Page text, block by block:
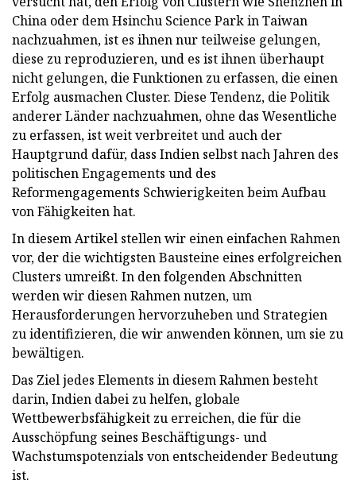
China oder dem Hsinchu Science Park in Taiwan
nachzuahmen, ist es ihnen nur teilweise gelungen,
diese zu reproduzieren, und es ist ihnen überhaupt
nicht gelungen, die Funktionen zu erfassen, die einen
Erfolg ausmachen Cluster. Diese Tendenz, die Politik
anderer Länder nachzuahmen, ohne das Wesentliche
zu erfassen, ist weit verbreitet und auch der
Hauptgrund dafür, dass Indien selbst nach Jahren des
politischen Engagements und des
Reformengagements Schwierigkeiten beim Aufbau
von Fähigkeiten hat.
In diesem Artikel stellen wir einen einfachen Rahmen
vor, der die wichtigsten Bausteine ​​eines erfolgreichen
Clusters umreißt. In den folgenden Abschnitten
werden wir diesen Rahmen nutzen, um
Herausforderungen hervorzuheben und Strategien
zu identifizieren, die wir anwenden können, um sie zu
bewältigen.
Das Ziel jedes Elements in diesem Rahmen besteht
darin, Indien dabei zu helfen, globale
Wettbewerbsfähigkeit zu erreichen, die für die
Ausschöpfung seines Beschäftigungs- und
Wachstumspotenzials von entscheidender Bedeutung
ist.